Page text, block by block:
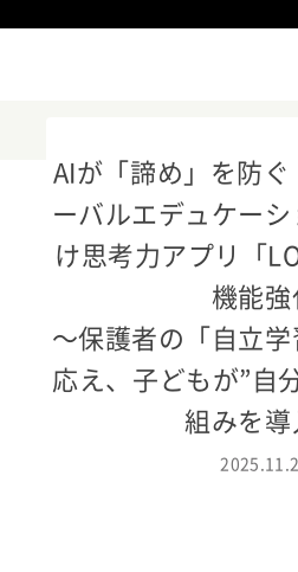
イベント・活用事例
AIが「諦め」を防ぐ
ーバルエデュケー
け思考力アプリ「
機能強
〜保護者の「自立
応え、子どもが”自
組みを導